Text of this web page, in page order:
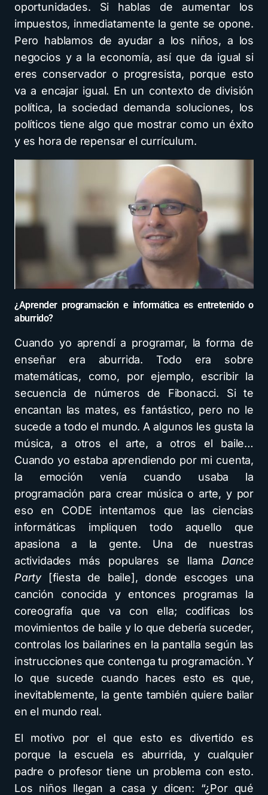
oportunidades. Si hablas de aumentar los
impuestos, inmediatamente la gente se opone.
Pero hablamos de ayudar a los niños, a los
negocios y a la economía, así que da igual si
eres conservador o progresista, porque esto
va a encajar igual. En un contexto de división
política, la sociedad demanda soluciones, los
políticos tiene algo que mostrar como un éxito
y es hora de repensar el currículum.
¿Aprender programación e informática es entretenido o
aburrido?
Cuando yo aprendí a programar, la forma de
enseñar era aburrida. Todo era sobre
matemáticas, como, por ejemplo, escribir la
secuencia de números de Fibonacci. Si te
encantan las mates, es fantástico, pero no le
sucede a todo el mundo. A algunos les gusta la
música, a otros el arte, a otros el baile…
Cuando yo estaba aprendiendo por mi cuenta,
la emoción venía cuando usaba la
programación para crear música o arte, y por
eso en CODE intentamos que las ciencias
informáticas impliquen todo aquello que
apasiona a la gente. Una de nuestras
actividades más populares se llama Dance
Party[fiesta de baile], donde escoges una
canción conocida y entonces programas la
coreografía que va con ella; codificas los
movimientos de baile y lo que debería suceder,
controlas los bailarines en la pantalla según las
instrucciones que contenga tu programación. Y
lo que sucede cuando haces esto es que,
inevitablemente, la gente también quiere bailar
en el mundo real.
El motivo por el que esto es divertido es
porque la escuela es aburrida, y cualquier
padre o profesor tiene un problema con esto.
Los niños llegan a casa y dicen: “¿Por qué